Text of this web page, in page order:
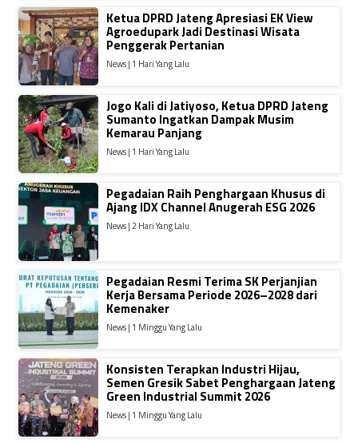
Ketua DPRD Jateng Apresiasi EK View
Agroedupark Jadi Destinasi Wisata
Penggerak Pertanian
News | 1 Hari Yang Lalu
Jogo Kali di Jatiyoso, Ketua DPRD Jateng
Sumanto Ingatkan Dampak Musim
Kemarau Panjang
News | 1 Hari Yang Lalu
Pegadaian Raih Penghargaan Khusus di
Ajang IDX Channel Anugerah ESG 2026
News | 2 Hari Yang Lalu
Pegadaian Resmi Terima SK Perjanjian
Kerja Bersama Periode 2026–2028 dari
Kemenaker
News | 1 Minggu Yang Lalu
Konsisten Terapkan Industri Hijau,
Semen Gresik Sabet Penghargaan Jateng
Green Industrial Summit 2026
News | 1 Minggu Yang Lalu